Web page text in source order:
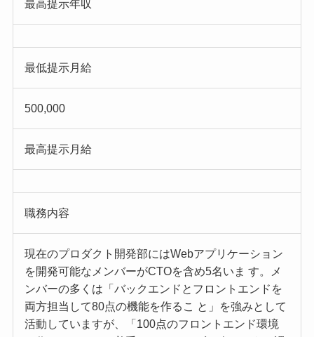
最高提示年収
最低提示月給
500,000
最高提示月給
職務内容
現在のプロダクト開発部にはWebアプリケーション
を開発可能なメンバーがCTOを含め5名いま す。メ
ンバーの多くは「バックエンドとフロントエンドを
両方担当して80点の機能を作るこ と」を強みとして
活動していますが、「100点のフロントエンド環境